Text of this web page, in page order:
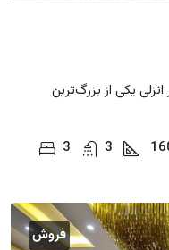
بندر انزلی یکی از بزرگ‌ترین
3
3
فروش